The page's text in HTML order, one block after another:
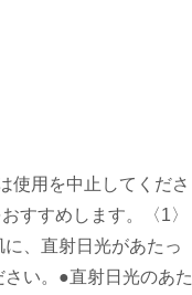
使用を中止してくださ
すすめします。〈1〉
、直射日光があたっ
い。●直射日光のあた